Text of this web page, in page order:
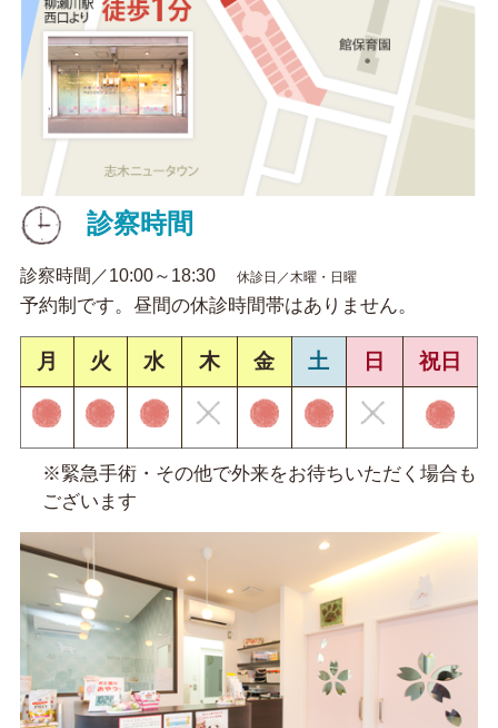
診察時間
診察時間／10:00～18:30 休診日／木曜・日曜
予約制です。昼間の休診時間帯はありません。
月 火 水 木 金 土 日 祝日
※緊急手術・その他で外来をお待ちいただく場合も
ございます